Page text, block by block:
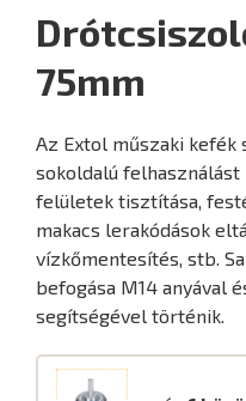
75mm
Az Extol műszaki kefék
sokoldalú
felületek tisztítása,
makacs lerakódások
vízkőmentesítés, stb.
befogása M14 anyával
segítségével történik.